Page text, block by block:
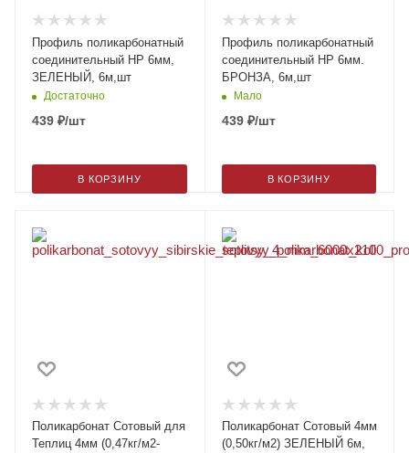
Профиль поликарбонатный
соединительный HP 6мм,
ЗЕЛЕНЫЙ, 6м,шт
Достаточно
439 ₽/шт
В КОРЗИНУ
Профиль поликарбонатный
соединительный HP 6мм.
БРОНЗА, 6м,шт
Мало
439₽/шт
В КОРЗИНУ
Поликарбонат Сотовый для
Теплиц 4мм (0,47кг/м2-
Поликарбонат Сотовый 4мм
(0,50кг/м2) ЗЕЛЕНЫЙ 6м,